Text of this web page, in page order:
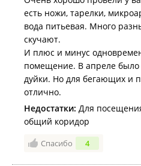
есть ножи, тарелки,
вода питьевая. Много
скучают.
И плюс и минус
помещение. В апреле было
дуйки. Но для бегающих и
отлично.
Недостатки: Для
общий коридор
Спасибо 4